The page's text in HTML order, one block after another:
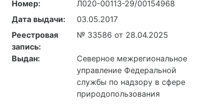
Номер:
Л020-00113-29/00154968
Дата выдачи:
03.05.2017
Реестровая
запись:
№ 33586 от 28.04.2025
Выдан:
Северное межрегиональное
управление Федеральной
службы по надзору в сфере
природопользования